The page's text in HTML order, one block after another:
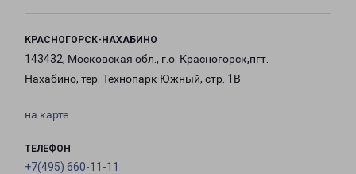
КРАСНОГОРСК-НАХАБИНО
143432, Московская обл., г.о. Красногорск,пгт.
Нахабино, тер. Технопарк Южный, стр. 1В
на карте
ТЕЛЕФОН
+7(495) 660-11-11